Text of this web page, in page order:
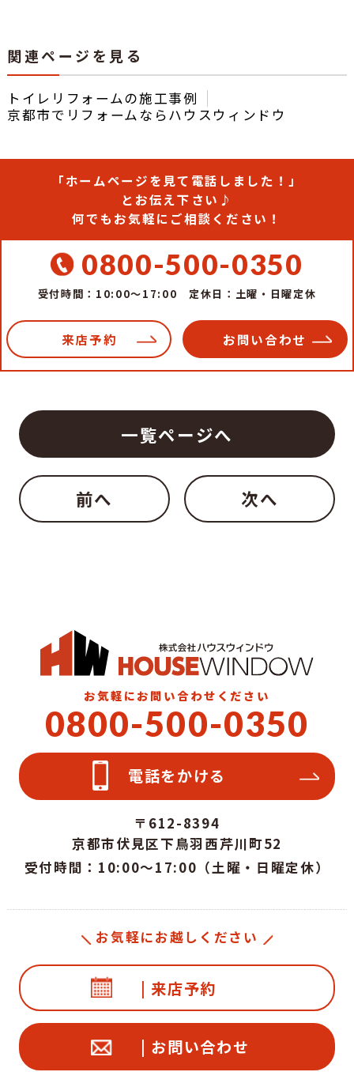
関連ページを見る
トイレリフォームの施工事例
京都市でリフォームならハウスウィンドウ
「ホームページを見て電話しました！」
とお伝え下さい♪
何でもお気軽にご相談ください！
0800-500-0350
受付時間：10:00～17:00定休日：土曜・日曜定休
来店予約 お問い合わせ
前へ
一覧ページへ
次へ
お気軽にお問い合わせください
0800-500-0350
電話をかける
〒612-8394
京都市伏見区下鳥羽西芹川町52
受付時間：10:00～17:00（土曜・日曜定休）
お気軽にお越しください
| 来店予約
| お問い合わせ